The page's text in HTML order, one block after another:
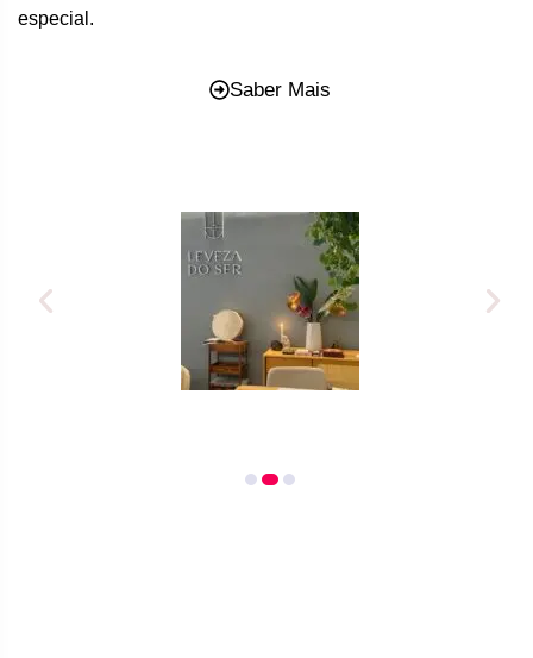
especial.
Saber Mais